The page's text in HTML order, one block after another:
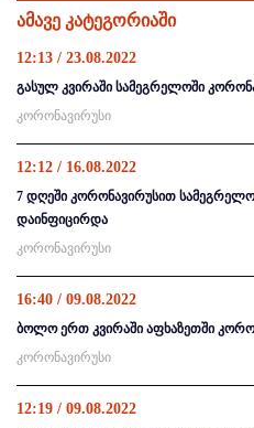
ამავე კატეგორიაში
12:13 / 23.08.2022
გასულ კვირაში სამეგრელოში
კორონავირუსი
12:12 / 16.08.2022
7 დღეში კორონავირუსით
დაინფიცირდა
კორონავირუსი
16:40 / 09.08.2022
ბოლო ერთ კვირაში აფხაზეთში
კორონავირუსი
12:19 / 09.08.2022